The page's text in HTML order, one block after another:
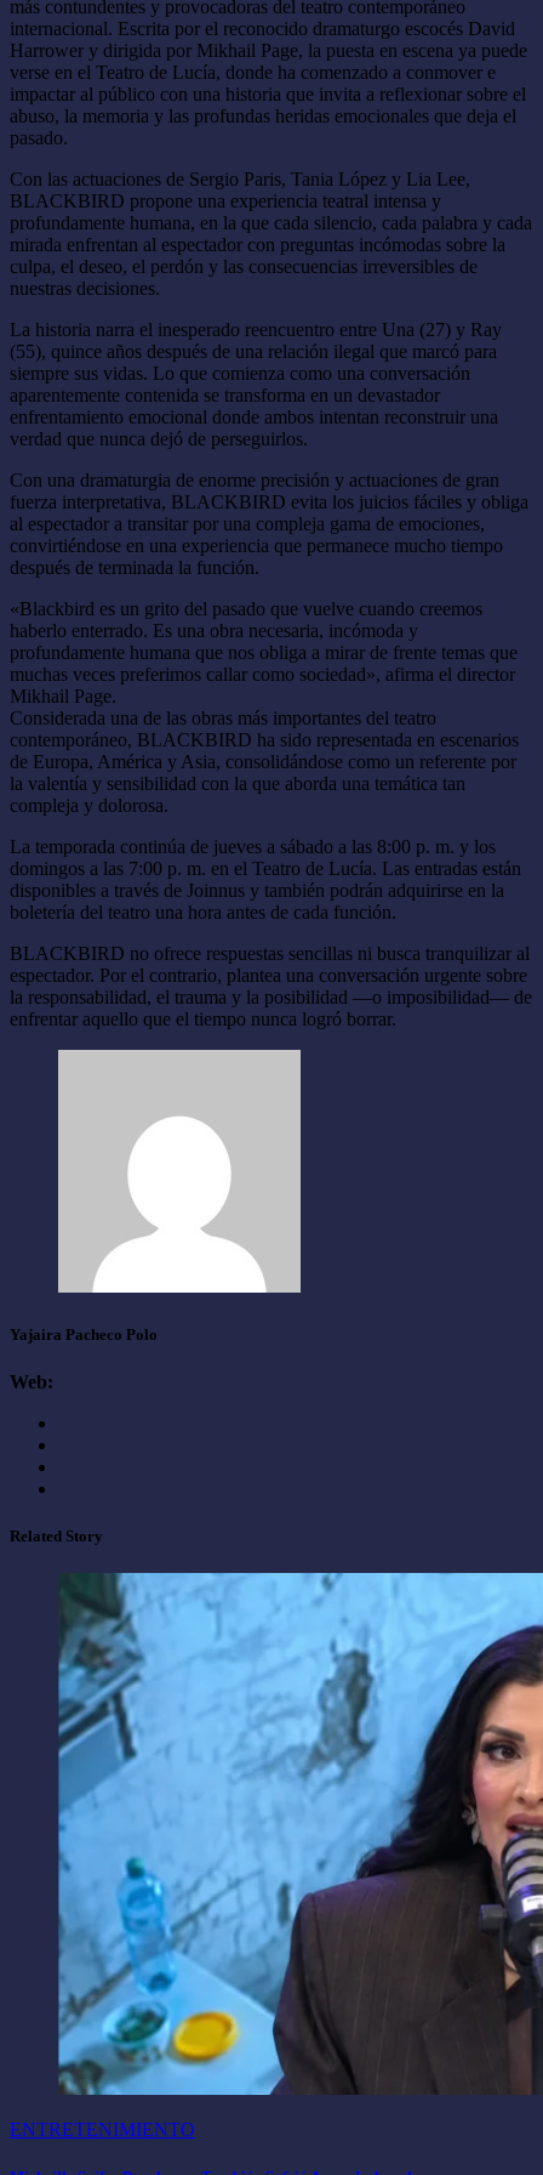
más contundentes y provocadoras del teatro contemporáneo
internacional. Escrita por el reconocido dramaturgo escocés David
Harrower y dirigida por Mikhail Page, la puesta en escena ya puede
verse en el Teatro de Lucía, donde ha comenzado a conmover e
impactar al público con una historia que invita a reflexionar sobre el
abuso, la memoria y las profundas heridas emocionales que deja el
pasado.
Con las actuaciones de Sergio Paris, Tania López y Lia Lee,
BLACKBIRD propone una experiencia teatral intensa y
profundamente humana, en la que cada silencio, cada palabra y cada
mirada enfrentan al espectador con preguntas incómodas sobre la
culpa, el deseo, el perdón y las consecuencias irreversibles de
nuestras decisiones.
La historia narra el inesperado reencuentro entre Una (27) y Ray
(55), quince años después de una relación ilegal que marcó para
siempre sus vidas. Lo que comienza como una conversación
aparentemente contenida se transforma en un devastador
enfrentamiento emocional donde ambos intentan reconstruir una
verdad que nunca dejó de perseguirlos.
Con una dramaturgia de enorme precisión y actuaciones de gran
fuerza interpretativa, BLACKBIRD evita los juicios fáciles y obliga
al espectador a transitar por una compleja gama de emociones,
convirtiéndose en una experiencia que permanece mucho tiempo
después de terminada la función.
«Blackbird es un grito del pasado que vuelve cuando creemos
haberlo enterrado. Es una obra necesaria, incómoda y
profundamente humana que nos obliga a mirar de frente temas que
muchas veces preferimos callar como sociedad», afirma el director
Mikhail Page.
Considerada una de las obras más importantes del teatro
contemporáneo, BLACKBIRD ha sido representada en escenarios
de Europa, América y Asia, consolidándose como un referente por
la valentía y sensibilidad con la que aborda una temática tan
compleja y dolorosa.
La temporada continúa de jueves a sábado a las 8:00 p. m. y los
domingos a las 7:00 p. m. en el Teatro de Lucía. Las entradas están
disponibles a través de Joinnus y también podrán adquirirse en la
boletería del teatro una hora antes de cada función.
BLACKBIRD no ofrece respuestas sencillas ni busca tranquilizar al
espectador. Por el contrario, plantea una conversación urgente sobre
la responsabilidad, el trauma y la posibilidad —o imposibilidad— de
enfrentar aquello que el tiempo nunca logró borrar.
Yajaira Pacheco Polo
Web:
Related Story
ENTRETENIMIENTO